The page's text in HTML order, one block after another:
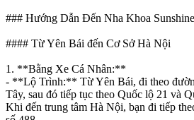
### Hướng Dẫn Đến Nha Khoa Sunshine
#### Từ Yên Bái đến Cơ Sở Hà Nội
1. **Bằng Xe Cá Nhân:**
- **Lộ Trình:** Từ Yên Bái, đi theo
Tây, sau đó tiếp tục theo Quốc lộ 21 và
Khi đến trung tâm Hà Nội, bạn đi tiếp